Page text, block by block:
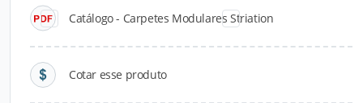
Catálogo - Carpetes Modulares Striation
Cotar esse produto